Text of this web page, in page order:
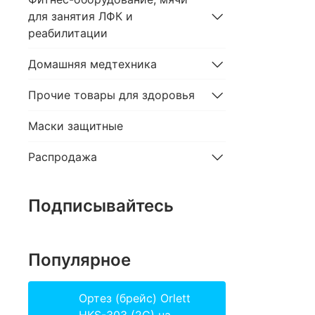
для занятия ЛФК и
реабилитации
Домашняя медтехника
Прочие товары для здоровья
Маски защитные
Распродажа
Подписывайтесь
Популярное
Ортез (брейс) Orlett